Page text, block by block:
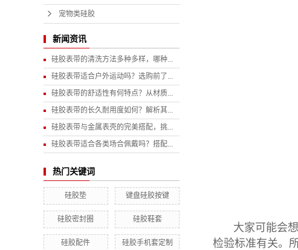
宠物类硅胶
新闻资讯
硅胶表带的清洗方法多种多样，哪种...
硅胶表带适合户外运动吗？选购前了...
硅胶表带的舒适性有何特点？从材质...
硅胶表带的长久耐用度如何？解析其...
硅胶表带与金属表壳的完美搭配，挑...
硅胶表带适合各类场合佩戴吗？搭配...
热门关键词
硅胶垫 键盘硅胶按键
硅胶密封圈 硅胶鞋套
硅胶配件 硅胶手机套定制
大家可能会
检验标准有关。